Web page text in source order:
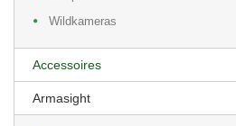
Wildkameras
Accessoires
Armasight